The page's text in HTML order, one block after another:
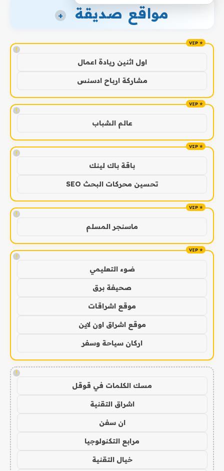
مواقع صديقة +
!
اول اثنين ريادة اعمال
مشاركة ارباح ادسنس
!
عالم الشباب
!
باقة باك لينك
تحسين محركات البحث SEO
!
ماسنجر المسلم
!
ضوء التعليمي
صحيفة برق
موقع اشراقات
موقع اشراق اون لاين
اركان سياحة وسفر
!
مسك الكلمات في قوقل
اشراق التقنية
ان سفن
مرابع التكنولوجيا
خيال التقنية